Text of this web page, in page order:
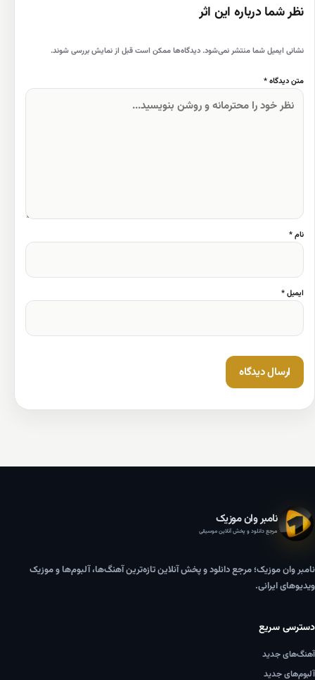
نظر شما درباره این اثر
نشانی ایمیل شما منتشر نمی‌شود. دیدگاه‌ها ممکن است قبل از نمایش بررسی شوند.
متن دیدگاه *
نام *
ایمیل *
نامبر وان موزیک
مرجع دانلود و پخش آنلاین موسیقی
نامبر وان موزیک؛ مرجع دانلود و پخش آنلاین تازه‌ترین آهنگ‌ها، آلبوم‌ها و موزیک
ویدیوهای ایرانی.
دسترسی سریع
آهنگ‌های جدید
آلبوم‌های جدید